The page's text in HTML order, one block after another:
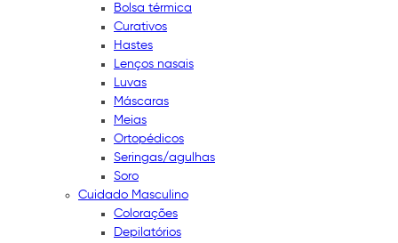
Bolsa térmica
Curativos
Hastes
Lenços nasais
Luvas
Máscaras
Meias
Ortopédicos
Seringas/agulhas
Soro
Cuidado Masculino
Colorações
Depilatórios